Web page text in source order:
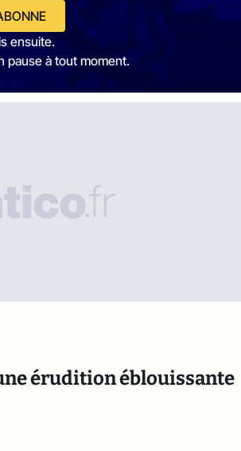
ensuite.
pause à tout moment.
érudition éblouissante